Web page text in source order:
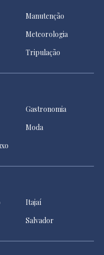
Manutenção
Meteorologia
Tripulação
Gastronomia
Moda
Itajaí
Salvador